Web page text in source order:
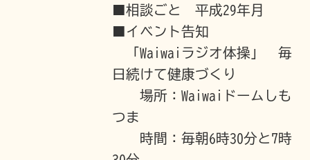
■相談ごと 平成29年月
■イベント告知
「Waiwaiラジオ体操」 毎
日続けて健康づくり
場所：Waiwaiドームしも
つま
時間：毎朝6時30分と7時